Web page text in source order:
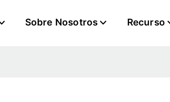
Sobre Nosotros Recurso